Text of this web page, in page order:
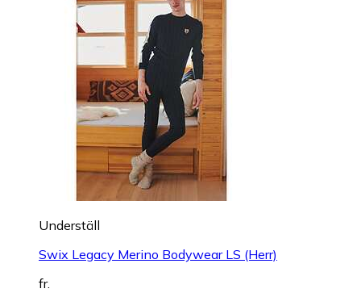
Underställ
Swix Legacy Merino Bodywear LS (Herr)
fr.